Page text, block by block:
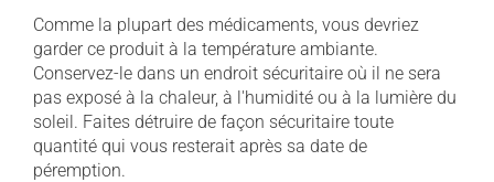
Comme la plupart des médicaments, vous devriez
garder ce produit à la température ambiante.
Conservez-le dans un endroit sécuritaire où il ne sera
pas exposé à la chaleur, à l'humidité ou à la lumière du
soleil. Faites détruire de façon sécuritaire toute
quantité qui vous resterait après sa date de
péremption.